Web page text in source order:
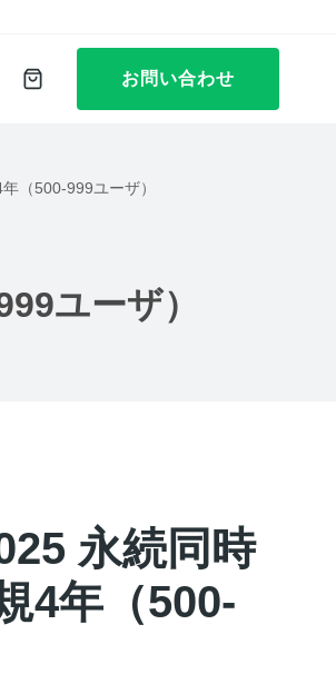
お問い合わせ
（500-999ユーザ）
ユーザ）
永続同時
4年（500-